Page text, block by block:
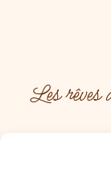
Les rêves